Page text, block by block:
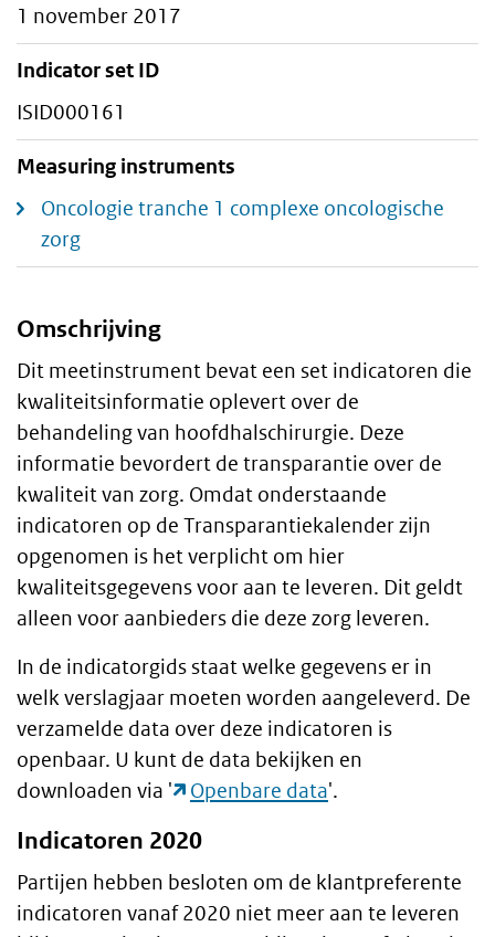
1 november 2017
Indicator set ID
ISID000161
Measuring instruments
Oncologie tranche 1 complexe oncologische
zorg
Algemeen
Omschrijving
Dit meetinstrument bevat een set indicatoren die
kwaliteitsinformatie oplevert over de
behandeling van hoofdhalschirurgie. Deze
informatie bevordert de transparantie over de
kwaliteit van zorg. Omdat onderstaande
indicatoren op de Transparantiekalender zijn
opgenomen is het verplicht om hier
kwaliteitsgegevens voor aan te leveren. Dit geldt
alleen voor aanbieders die deze zorg leveren.
In de indicatorgids staat welke gegevens er in
welk verslagjaar moeten worden aangeleverd. De
verzamelde data over deze indicatoren is
openbaar. U kunt de data bekijken en
downloaden via '
Openbare data'.
Indicatoren 2020
Partijen hebben besloten om de klantpreferente
indicatoren vanaf 2020 niet meer aan te leveren